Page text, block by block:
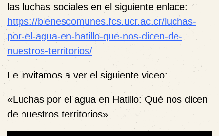
las luchas sociales en el siguiente enlace:
https://bienescomunes.fcs.ucr.ac.cr/luchas-
por-el-agua-en-hatillo-que-nos-dicen-de-
nuestros-territorios/
Le invitamos a ver el siguiente video:
«Luchas por el agua en Hatillo: Qué nos dicen
de nuestros territorios».